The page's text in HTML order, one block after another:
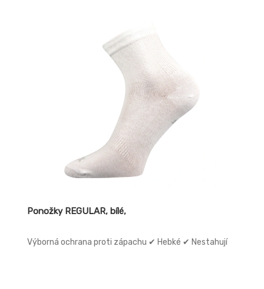
Ponožky REGULAR, bílé,
Výborná ochrana proti zápachu ✔ Hebké ✔ Nestahují